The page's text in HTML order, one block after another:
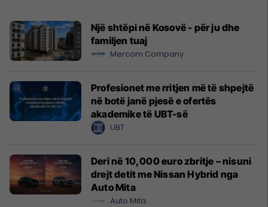
Një shtëpi në Kosovë - për ju dhe
familjen tuaj
Mercom Company
Profesionet me rritjen më të shpejtë
në botë janë pjesë e ofertës
akademike të UBT-së
UBT
Deri në 10,000 euro zbritje – nisuni
drejt detit me Nissan Hybrid nga
Auto Mita
Auto Mita